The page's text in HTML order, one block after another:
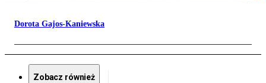
Dorota Gajos-Kaniewska
Zobacz również